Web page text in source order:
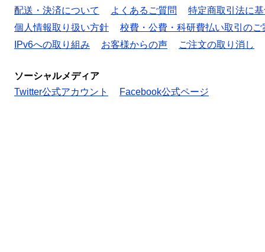
配送・決済について よくあるご質問
特定商取引法に
個人情報取り扱い方針
校費・公費・科研費払い取引のご
IPv6への取り組み
お客様からの声 ご注文の取り消し
ソーシャルメディア
Twitter公式アカウント
Facebook公式ページ